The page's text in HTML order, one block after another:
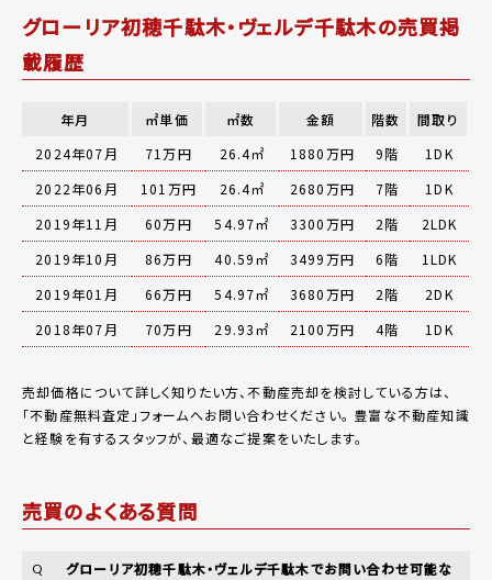
グローリア初穂千駄木・ヴェルデ千駄木の売買掲
載履歴
年月 ㎡単価 ㎡数 金額 階数
間取り
2024年07月
71万円 26.4㎡ 1880万円 9階
1DK
2022年06月
101万円 26.4㎡ 2680万円 7階
1DK
2019年11月
60万円 54.97㎡ 3300万円 2階
2LDK
2019年10月
86万円 40.59㎡ 3499万円 6階
1LDK
2019年01月
66万円 54.97㎡ 3680万円 2階
2DK
2018年07月
70万円 29.93㎡ 2100万円 4階 1DK
売却価格について詳しく知りたい方、不動産売却を検討している方は、
「不動産無料査定 」フォームへお問い合わせください。 豊富な不動産知識
と経験を有するスタッフが、最適なご提案をいたします。
売買のよくある質問
Q
グローリア初穂千駄木・ヴェルデ千駄木でお問い合わせ可能な